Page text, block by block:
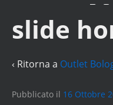
slide
‹ Ritorna a Outlet
Pubblicato il 16 Ottobre